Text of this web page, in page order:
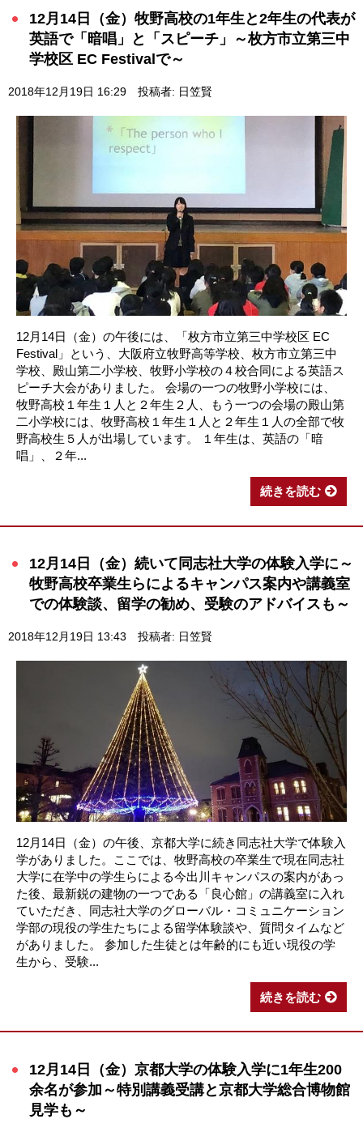
12月14日（金）牧野高校の1年生と2年生の代表が
英語で「暗唱」と「スピーチ」～枚方市立第三中
学校区 EC Festivalで～
2018年12月19日 16:29 投稿者: 日笠賢
12月14日（金）の午後には、「枚方市立第三中学校区 EC
Festival」という、大阪府立牧野高等学校、枚方市立第三中
学校、殿山第二小学校、牧野小学校の４校合同による英語ス
ピーチ大会がありました。 会場の一つの牧野小学校には、
牧野高校１年生１人と２年生２人、もう一つの会場の殿山第
二小学校には、牧野高校１年生１人と２年生１人の全部で牧
野高校生５人が出場しています。 １年生は、英語の「暗
唱」、２年...
続きを読む
12月14日（金）続いて同志社大学の体験入学に～
牧野高校卒業生らによるキャンパス案内や講義室
での体験談、留学の勧め、受験のアドバイスも～
2018年12月19日 13:43 投稿者: 日笠賢
12月14日（金）の午後、京都大学に続き同志社大学で体験入
学がありました。ここでは、牧野高校の卒業生で現在同志社
大学に在学中の学生らによる今出川キャンパスの案内があっ
た後、最新鋭の建物の一つである「良心館」の講義室に入れ
ていただき、同志社大学のグローバル・コミュニケーション
学部の現役の学生たちによる留学体験談や、質問タイムなど
がありました。 参加した生徒とは年齢的にも近い現役の学
生から、受験...
続きを読む
12月14日（金）京都大学の体験入学に1年生200
余名が参加～特別講義受講と京都大学総合博物館
見学も～